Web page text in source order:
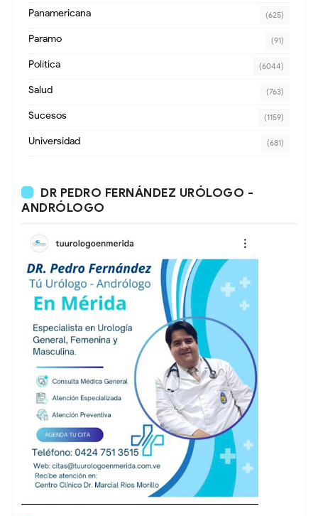
Panamericana (625)
Paramo (91)
Política (6044)
Salud (763)
Sucesos (1159)
Universidad (681)
DR PEDRO FERNÁNDEZ URÓLOGO -
ANDRÓLOGO